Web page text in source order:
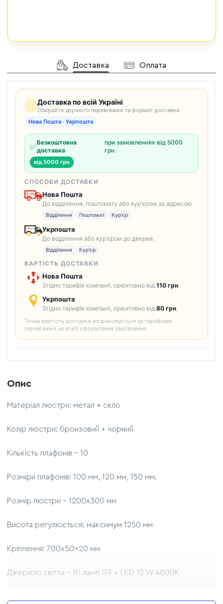
Доставка Оплата
Доставка по всій Україні
Обирайте зручного перевізника та формат доставки
Нова Пошта · Укрпошта
✅Безкоштовна
доставка
при замовленнях від 5000
грн.
від 5000 грн
СПОСОБИ ДОСТАВКИ
Нова Пошта
До відділення, поштомату або кур'єром за адресою.
Відділення Поштомат Кур'єр
Укрпошта
До відділення або кур'єром до дверей.
Відділення Кур'єр
ВАРТІСТЬ ДОСТАВКИ
Нова Пошта
Згідно тарифів компанії, орієнтовно від 110 грн
Укрпошта
Згідно тарифів компанії, орієнтовно від 80 грн
Точна вартість доставки розраховується за тарифами
перевізника на етапі оформлення замовлення.
Опис
Матеріал люстри: метал + скло
Колір люстри: бронзовий + чорний
Кількість плафонів - 10
Розміри плафонів: 100 мм, 120 мм, 150 мм.
Розмір люстри - 1200x300 мм
Висота регулюється: максимум 1250 мм
Кріплення: 700x50x20 мм
Джерело світла - 10 ламп G9 + LED 12 W 4000K